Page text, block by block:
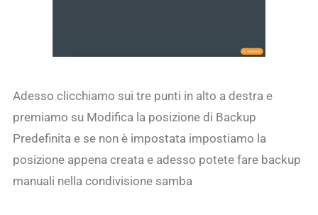
Adesso clicchiamo sui tre punti in alto a destra e
premiamo su Modifica la posizione di Backup
Predefinita e se non è impostata impostiamo la
posizione appena creata e adesso potete fare backup
manuali nella condivisione samba